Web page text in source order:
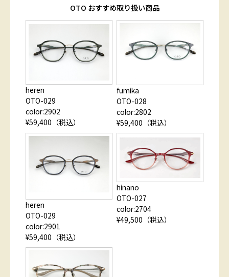
OTO おすすめ取り扱い商品
heren
OTO-029
color:2902
¥59,400（税込）
fumika
OTO-028
color:2802
¥59,400（税込）
heren
OTO-029
color:2901
¥59,400（税込）
hinano
OTO-027
color:2704
¥49,500（税込）